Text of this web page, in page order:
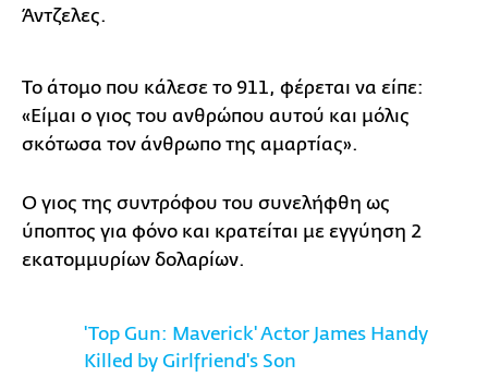
Άντζελες.
Το άτομο που κάλεσε το 911, φέρεται να είπε:
«Είμαι ο γιος του ανθρώπου αυτού και μόλις
σκότωσα τον άνθρωπο της αμαρτίας».
Ο γιος της συντρόφου του συνελήφθη ως
ύποπτος για φόνο και κρατείται με εγγύηση 2
εκατομμυρίων δολαρίων.
'Top Gun: Maverick' Actor James Handy
Killed by Girlfriend's Son